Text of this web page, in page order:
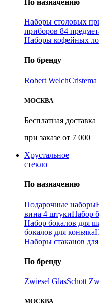
По назначению
Наборы столовых
приборов 84
Наборы кофейных
По бренду
Robert WelchCristema
МОСКВА
Бесплатная доставка
при заказе от 7 000
Хрустальное
стекло
По назначению
Подарочные наборы
вина 4 штукиНабор
Набор бокалов для
бокалов для коньяка
Наборы стаканов
По бренду
Zwiesel GlasSchott
МОСКВА